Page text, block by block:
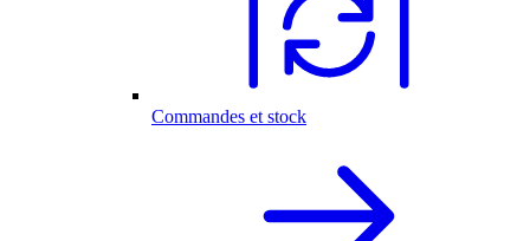
Commandes et stock